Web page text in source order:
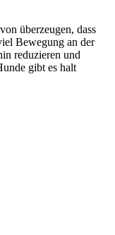
überzeugen, dass
Bewegung an der
reduzieren und
gibt es halt